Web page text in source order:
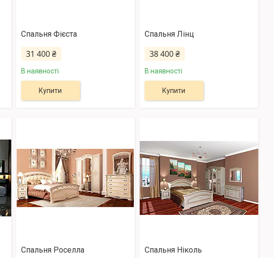
Спальня Фієста
31 400 ₴
В наявності
Купити
Спальня Лінц
38 400 ₴
В наявності
Купити
Спальня Роселла Спальня Ніколь